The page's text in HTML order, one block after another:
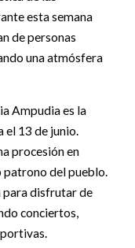
esta semana
de personas
una atmósfera
Ampudia es la
el 13 de junio.
procesión en
patrono del pueblo.
para disfrutar de
conciertos,